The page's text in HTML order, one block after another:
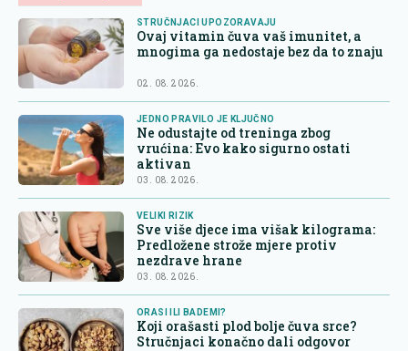
STRUČNJACI UPOZORAVAJU
Ovaj vitamin čuva vaš imunitet, a
mnogima ga nedostaje bez da to znaju
02. 08. 2026.
JEDNO PRAVILO JE KLJUČNO
Ne odustajte od treninga zbog
vrućina: Evo kako sigurno ostati
aktivan
03. 08. 2026.
VELIKI RIZIK
Sve više djece ima višak kilograma:
Predložene strože mjere protiv
nezdrave hrane
03. 08. 2026.
ORASI ILI BADEMI?
Koji orašasti plod bolje čuva srce?
Stručnjaci konačno dali odgovor